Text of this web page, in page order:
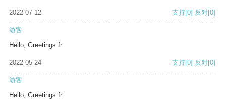
2022-07-12 支持[0] 反对[0]
游客
Hello, Greetings fr
2022-05-24 支持[0] 反对[0]
游客
Hello, Greetings fr